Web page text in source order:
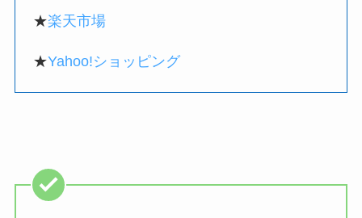
★楽天市場
★Yahoo!ショッピング